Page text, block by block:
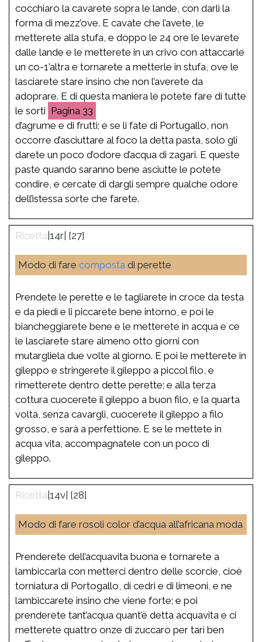
cocchiaro la cavarete sopra le lande, con darli la
forma di mezz’ove. E cavate che l’avete, le
metterete alla stufa, e doppo le 24 ore le levarete
dalle lande e le metterete in un crivo con attaccarle
un co-1’altra e tornarete a metterle in stufa, ove le
lasciarete stare insino che non l’averete da
adoprare. E di questa maniera le potete fare di tutte
le sorti
33
d’agrume e di frutti; e se li fate di Portugallo, non
occorre d’asciuttare al foco la detta pasta, solo gli
darete un poco d’odore d’acqua di zagari. E queste
paste quando saranno bene asciutte le potete
condire, e cercate di dargli sempre qualche odore
dell’istessa sorte che farete.
|14r| [27]
Modo di fare composta di perette
Prendete le perette e le tagliarete in croce da testa
e da piedi e li piccarete bene intorno, e poi le
biancheggiarete bene e le metterete in acqua e ce
le lasciarete stare almeno otto giorni con
mutargliela due volte al giorno. E poi le metterete in
gileppo e stringerete il gileppo a piccol filo, e
rimetterete dentro dette perette; e alla terza
cottura cuocerete il gileppo a buon filo, e la quarta
volta, senza cavargli, cuocerete il gileppo a filo
grosso, e sarà a perfettione. E se le mettete in
acqua vita, accompagnatele con un poco di
gileppo.
|14v| [28]
Modo di fare rosoli color d’acqua all’africana moda
Prenderete dell’acquavita buona e tornarete a
lambiccarla con metterci dentro delle scorcie, cioè
torniatura di Portogallo, di cedri e di limeoni, e ne
lambiccarete insino che viene forte; e poi
prenderete tant’acqua quant’è detta acquavita e ci
metterete quattro onze di zuccaro per tarì ben